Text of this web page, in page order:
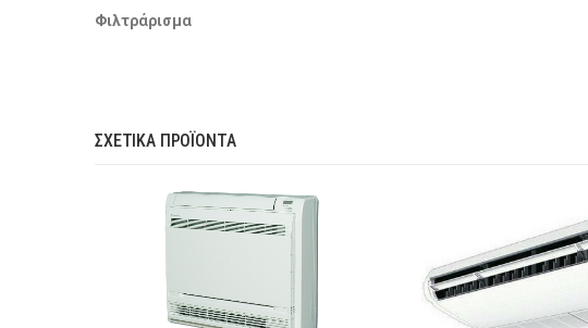
Φιλτράρισμα
ΣΧΕΤΙΚΆ ΠΡΟΪΌΝΤΑ